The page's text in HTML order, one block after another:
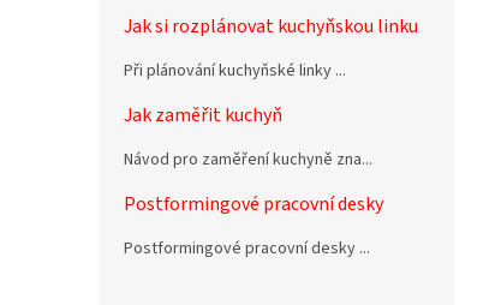
Jak si rozplánovat kuchyňskou linku
Při plánování kuchyňské linky ...
Jak zaměřit kuchyň
Návod pro zaměření kuchyně zna...
Postformingové pracovní desky
Postformingové pracovní desky ...